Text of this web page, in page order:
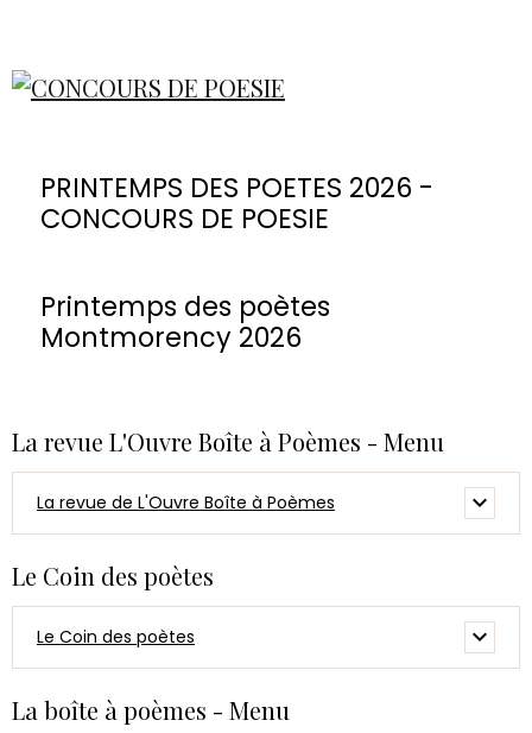
PRINTEMPS DES POETES 2026 -
CONCOURS DE POESIE
Printemps des poètes
Montmorency 2026
La revue L'Ouvre Boîte à Poèmes - Menu
La revue de L'Ouvre Boîte à Poèmes
Le Coin des poètes
Le Coin des poètes
La boîte à poèmes - Menu